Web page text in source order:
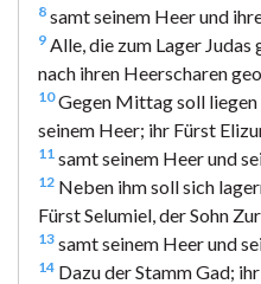
8 samt seinem Heer und
9 Alle, die zum Lager
nach ihren Heerscharen
10Gegen Mittag soll liegen
seinem Heer; ihr Fürst
11 samt seinem Heer und
12 Neben ihm soll sich
Fürst Selumiel, der Sohn
13 samt seinem Heer und
14 Dazu der Stamm Gad;